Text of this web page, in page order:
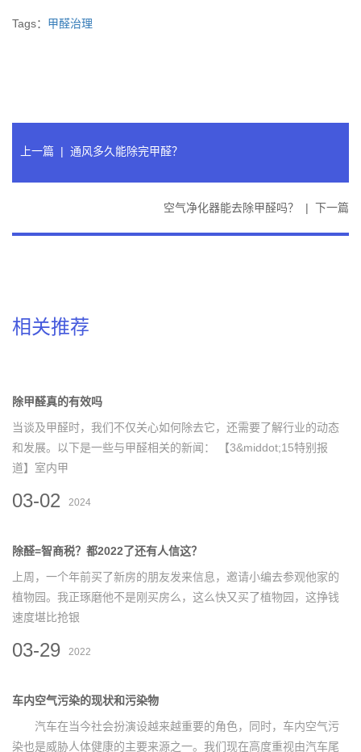
Tags： 甲醛治理
上一篇 | 通风多久能除完甲醛？
空气净化器能去除甲醛吗？ | 下一篇
相关推荐
除甲醛真的有效吗
当谈及甲醛时，我们不仅关心如何除去它，还需要了解行业的动态
和发展。以下是一些与甲醛相关的新闻： 【3&middot;15特别报
道】室内甲
03-02 2024
除醛=智商税？都2022了还有人信这？
上周，一个年前买了新房的朋友发来信息，邀请小编去参观他家的
植物园。我正琢磨他不是刚买房么，这么快又买了植物园，这挣钱
速度堪比抢银
03-29 2022
车内空气污染的现状和污染物
汽车在当今社会扮演设越来越重要的角色，同时，车内空气污
染也是威胁人体健康的主要来源之一。我们现在高度重视由汽车尾